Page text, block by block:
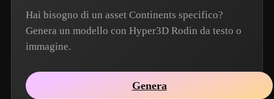
Hai bisogno di un asset Continents specifico?
Genera un modello con Hyper3D Rodin da testo o
immagine.
Genera